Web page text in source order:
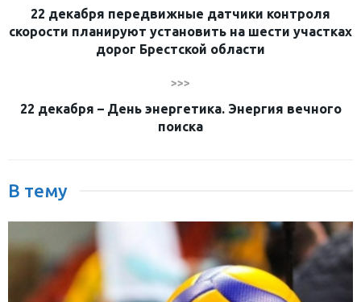
22 декабря передвижные датчики контроля
скорости планируют установить на шести участках
дорог Брестской области
>>>
22 декабря – День энергетика. Энергия вечного
поиска
В тему